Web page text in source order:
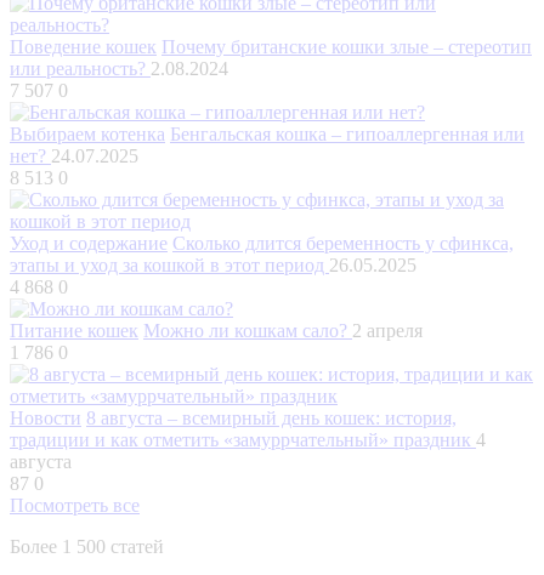
Поведение кошек Почему британские кошки злые – стереотип
или реальность? 2.08.2024
7 507 0
Выбираем котенка Бенгальская кошка – гипоаллергенная или
нет? 24.07.2025
8 513 0
Уход и содержание Сколько длится беременность у сфинкса,
этапы и уход за кошкой в этот период 26.05.2025
4 868 0
Питание кошек Можно ли кошкам сало? 2 апреля
1 786 0
Новости 8 августа – всемирный день кошек: история,
традиции и как отметить «замуррчательный» праздник 4
августа
87 0
Посмотреть все
Более 1 500 статей